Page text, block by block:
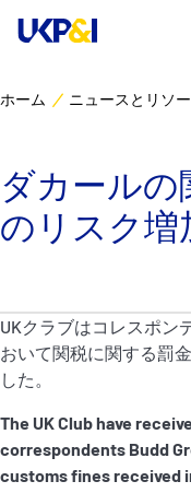
リスクマネジ
ニュースとリ
コンタクト
ホーム ニュースとリソ
ダカールの
のリスク増
UKクラブはコレスポン
おいて関税に関する罰
した。
The UK Club have
correspondents Budd
customs fines received